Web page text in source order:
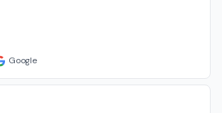
Google